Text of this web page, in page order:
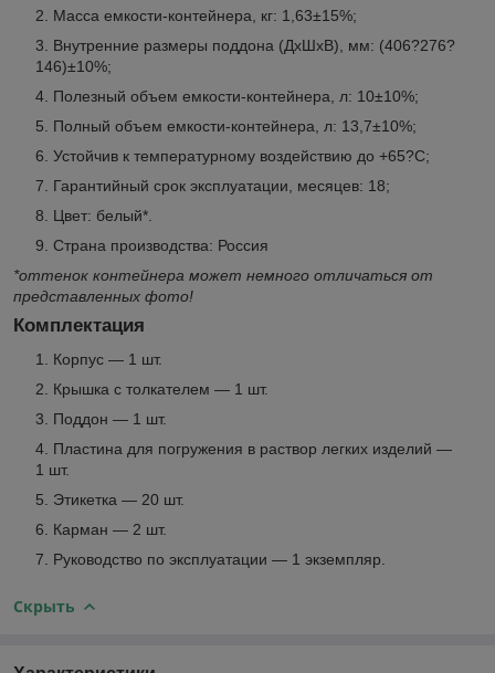
Масса емкости-контейнера, кг: 1,63±15%;
Внутренние размеры поддона (ДхШхВ), мм: (406?276?
146)±10%;
Полезный объем емкости-контейнера, л: 10±10%;
Полный объем емкости-контейнера, л: 13,7±10%;
Устойчив к температурному воздействию до +65?С;
Гарантийный срок эксплуатации, месяцев: 18;
Цвет: белый*.
Страна производства: Россия
*оттенок контейнера может немного отличаться от
представленных фото!
Комплектация
Корпус — 1 шт.
Крышка с толкателем — 1 шт.
Поддон — 1 шт.
Пластина для погружения в раствор легких изделий —
1 шт.
Этикетка — 20 шт.
Карман — 2 шт.
Руководство по эксплуатации — 1 экземпляр.
Скрыть